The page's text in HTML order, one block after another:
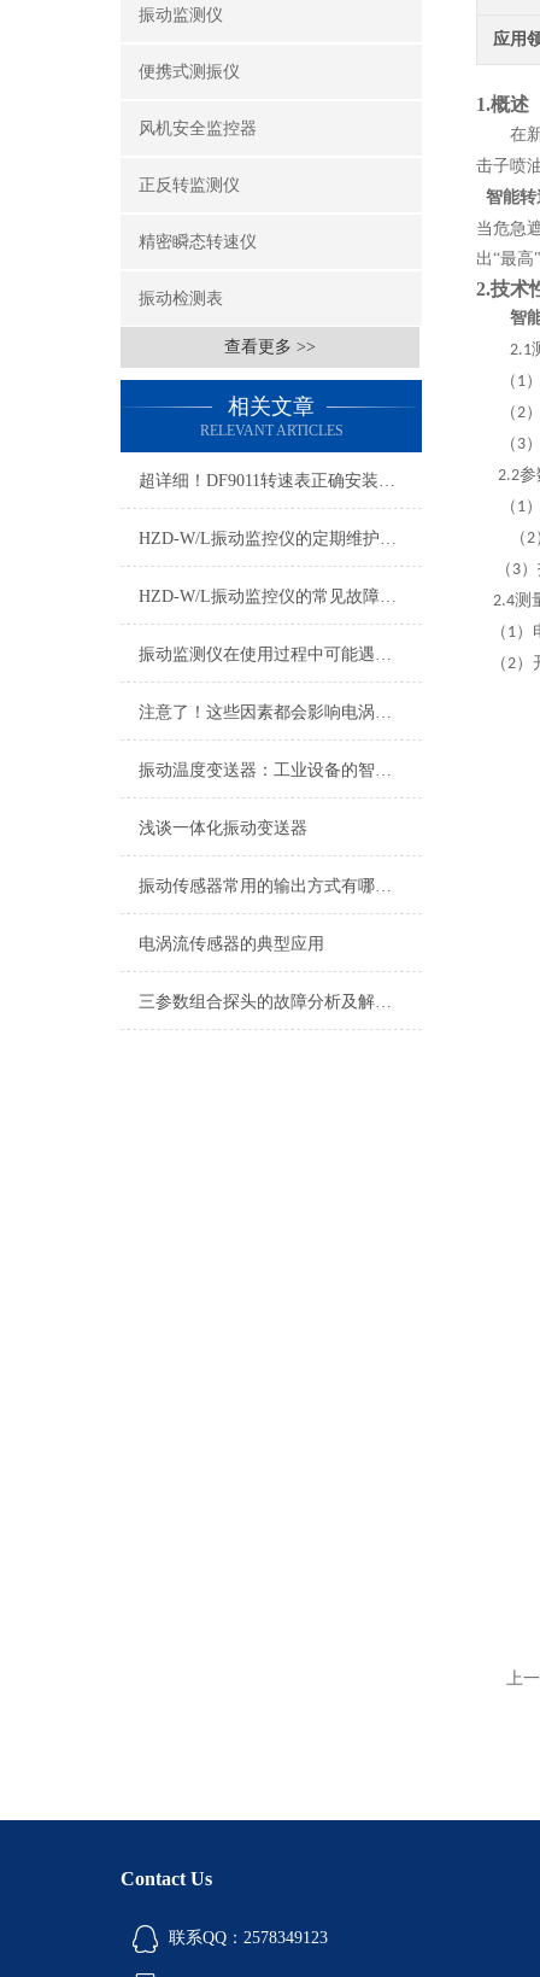
振动监测仪
便携式测振仪
风机安全监控器
正反转监测仪
精密瞬态转速仪
振动检测表
查看更多 >>
相关文章
RELEVANT ARTICLES
超详细！DF9011转速表正确安装步骤全指南
HZD-W/L振动监控仪的定期维护保养制度介绍
HZD-W/L振动监控仪的常见故障相应解决方法
振动监测仪在使用过程中可能遇到的故障及相应解决方法介绍
注意了！这些因素都会影响电涡流传感器
振动温度变送器：工业设备的智能守护者
浅谈一体化振动变送器
振动传感器常用的输出方式有哪些？
电涡流传感器的典型应用
三参数组合探头的故障分析及解决方法
应用
1.概述
在
击子喷
智能
当危急
出“最
2.技术
智
2.1
（ 1
（2
（ 3
2.2参
（ 1
（2
（ 3
2.4测
（ 1）
（2）
上
Contact Us
联系QQ：2578349123